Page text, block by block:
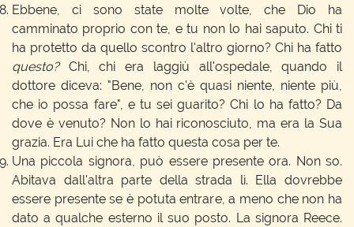
Ebbene, ci sono state molte volte, che Dio ha
camminato proprio con te, e tu non lo hai saputo. Chi ti
ha protetto da quello scontro l'altro giorno? Chi ha fatto
questo? Chi, chi era laggiù all'ospedale, quando il
dottore diceva: "Bene, non c'è quasi niente, niente più,
che io possa fare", e tu sei guarito? Chi lo ha fatto? Da
dove è venuto? Non lo hai riconosciuto, ma era la Sua
grazia. Era Lui che ha fatto questa cosa per te.
Una piccola signora, può essere presente ora. Non so.
Abitava dall'altra parte della strada lì. Ella dovrebbe
essere presente se è potuta entrare, a meno che non ha
dato a qualche esterno il suo posto. La signora Reece.